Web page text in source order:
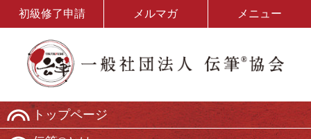
初級修了申請 メルマガ メニュー
トップページ